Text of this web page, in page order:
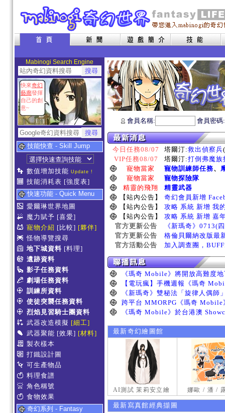
Mabinogi Search Engine
快來奇幻
藝廊發揮
自己的創
意~
技能快查 - Skill Jump
數值增加技能 Update !
技能消耗表 [強度表]
快速功能 - Quick Menu
愛爾琳世界地圖
魔力賦予 [喜愛]
寵物介紹 [比較] [夥伴]
怪物導覽搜尋
地下城資料 [料理]
遺跡資料
影子任務資料
劇場任務資料
訓練所資料
使徒突襲任務資料
烈焰見習騎士團資料
武器改造模擬 [細工]
武器聚能 [效果] [材料]
製衣樣本
打鐵設計圖
可生產物品
料理食譜
角色稱號
食物效果
奇幻系列 - Fantasy
會員名稱: 會員密
今日任務08/07 塔爾汀:救出偵察兵
VIP任務08/07
塔爾汀:打倒弗魔
寵物當家
寵物訓練師任務、
寵物當家
寵物探險隊
精靈的飛翔
精靈武器
【站內公告】
奇幻會員新增
【站內公告】
攻略 系統 新增 我
【站內公告】
攻略 系統 新增 嘉
官方更新公告
《新瑪奇》0713(
官方更新公告
格倫貝爾納改版最
官方活動公告
加入調查團，
最新奇幻繪圖館
AI測試 茉莉安立繪 娜歐 / 潘 /
最新寫真館經典擷圖